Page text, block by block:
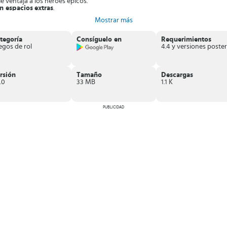
espacios extras.
al jugar del lado de los malvados y vencer la oscuridad.
Mostrar más
de rol
Consíguelo en
Requerimientos
Tamaño
33 MB
Descargas
1.1 K
PUBLICIDAD